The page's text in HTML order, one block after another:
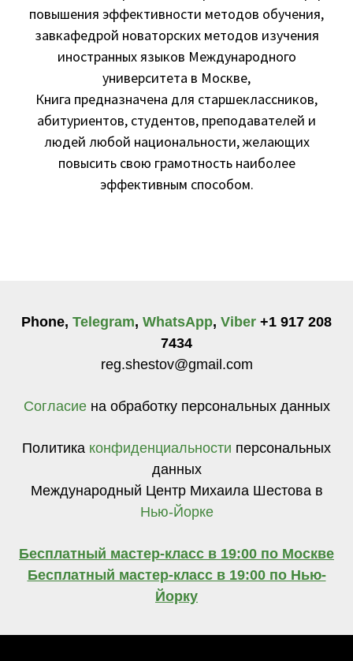
повышения эффективности методов обучения,
завкафедрой новаторских методов изучения
иностранных языков Международного
университета в Москве,
Книга предназначена для старшеклассников,
абитуриентов, студентов, преподавателей и
людей любой национальности, желающих
повысить свою грамотность наиболее
эффективным способом.
Phone, Telegram, WhatsApp, Viber +1 917 208
7434
reg.shestov@gmail.com
Согласие на обработку персональных данных
Политика конфиденциальности персональных
данных
Международный Центр Михаила Шестова в
Нью-Йорке
Бесплатный мастер-класс в 19:00 по Москве
Бесплатный мастер-класс в 19:00 по Нью-
Йорку